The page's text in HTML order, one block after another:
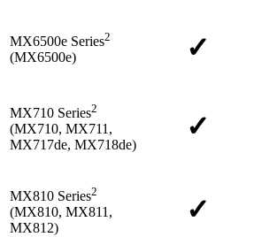
MX6500e Series2
(MX6500e) ✓
MX710 Series2
(MX710, MX711,
MX717de, MX718de)
✓
MX810 Series2
(MX810, MX811,
MX812)
✓